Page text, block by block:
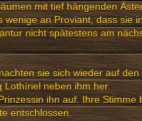
mit tief hängenden
an Proviant, dass sie
nicht spätestens am
sie sich wieder auf den
Lothíriel neben ihm her.
ihn auf. Ihre Stimme
entschlossen.